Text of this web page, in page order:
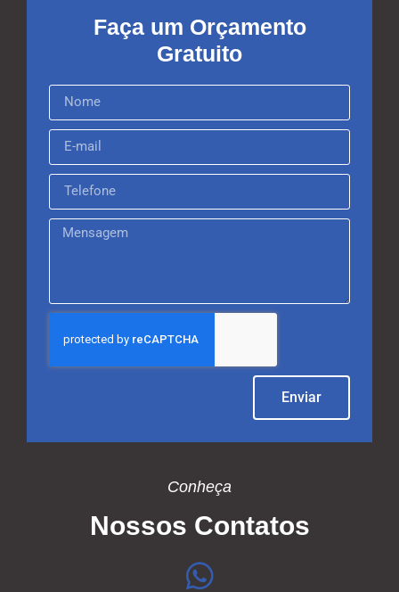
Conheça
Nossos Contatos
Faça um Orçamento
Gratuito
Enviar